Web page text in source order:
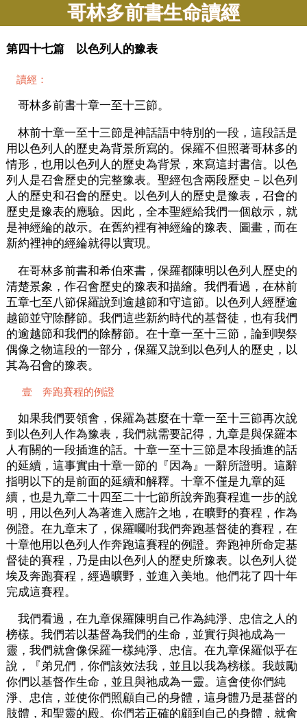
哥林多前書生命讀經
第四十七篇 以色列人的豫表
讀經：
哥林多前書十章一至十三節。
林前十章一至十三節是神話語中特別的一段，這段話是
用以色列人的歷史為背景所寫的。保羅不但照著哥林多的
情形，也用以色列人的歷史為背景，來寫這封書信。以色
列人是召會歷史的完整豫表。聖經包含兩段歷史－以色列
人的歷史和召會的歷史。以色列人的歷史是豫表，召會的
歷史是豫表的應驗。因此，全本聖經給我們一個啟示，就
是神經綸的啟示。在舊約裡有神經綸的豫表、圖畫，而在
新約裡神的經綸就得以實現。
在哥林多前書和希伯來書，保羅都陳明以色列人歷史的
清楚景象，作召會歷史的豫表和描繪。我們看過，在林前
五章七至八節保羅說到逾越節和守這節。以色列人經歷逾
越節並守除酵節。我們這些新約時代的基督徒，也有我們
的逾越節和我們的除酵節。在十章一至十三節，論到喫祭
偶像之物這段的一部分，保羅又說到以色列人的歷史，以
其為召會的豫表。
壹 奔跑賽程的例證
如果我們要領會，保羅為甚麼在十章一至十三節再次說
到以色列人作為豫表，我們就需要記得，九章是與保羅本
人有關的一段插進的話。十章一至十三節是本段插進的話
的延續，這事實由十章一節的『因為』一辭所證明。這辭
指明以下的是前面的延續和解釋。十章不僅是九章的延
續，也是九章二十四至二十七節所說奔跑賽程進一步的說
明，用以色列人為著進入應許之地，在曠野的賽程，作為
例證。在九章末了，保羅囑咐我們奔跑基督徒的賽程，在
十章他用以色列人作奔跑這賽程的例證。奔跑神所命定基
督徒的賽程，乃是由以色列人的歷史所豫表。以色列人從
埃及奔跑賽程，經過曠野，並進入美地。他們花了四十年
完成這賽程。
我們看過，在九章保羅陳明自己作為純淨、忠信之人的
榜樣。我們若以基督為我們的生命，並實行與祂成為一
靈，我們就會像保羅一樣純淨、忠信。在九章保羅似乎在
說，『弟兄們，你們該效法我，並且以我為榜樣。我鼓勵
你們以基督作生命，並且與祂成為一靈。這會使你們純
淨、忠信，並使你們照顧自己的身體，這身體乃是基督的
肢體，和聖靈的殿。你們若正確的顧到自己的身體，就會